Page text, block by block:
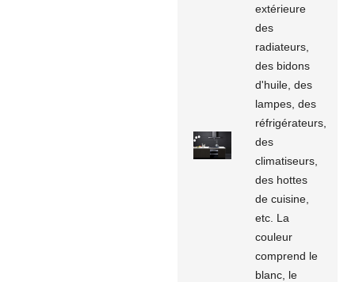
extérieure
des
radiateurs,
des bidons
d'huile, des
lampes, des
réfrigérateurs,
des
climatiseurs,
des hottes
de cuisine,
etc. La
couleur
comprend le
blanc, le